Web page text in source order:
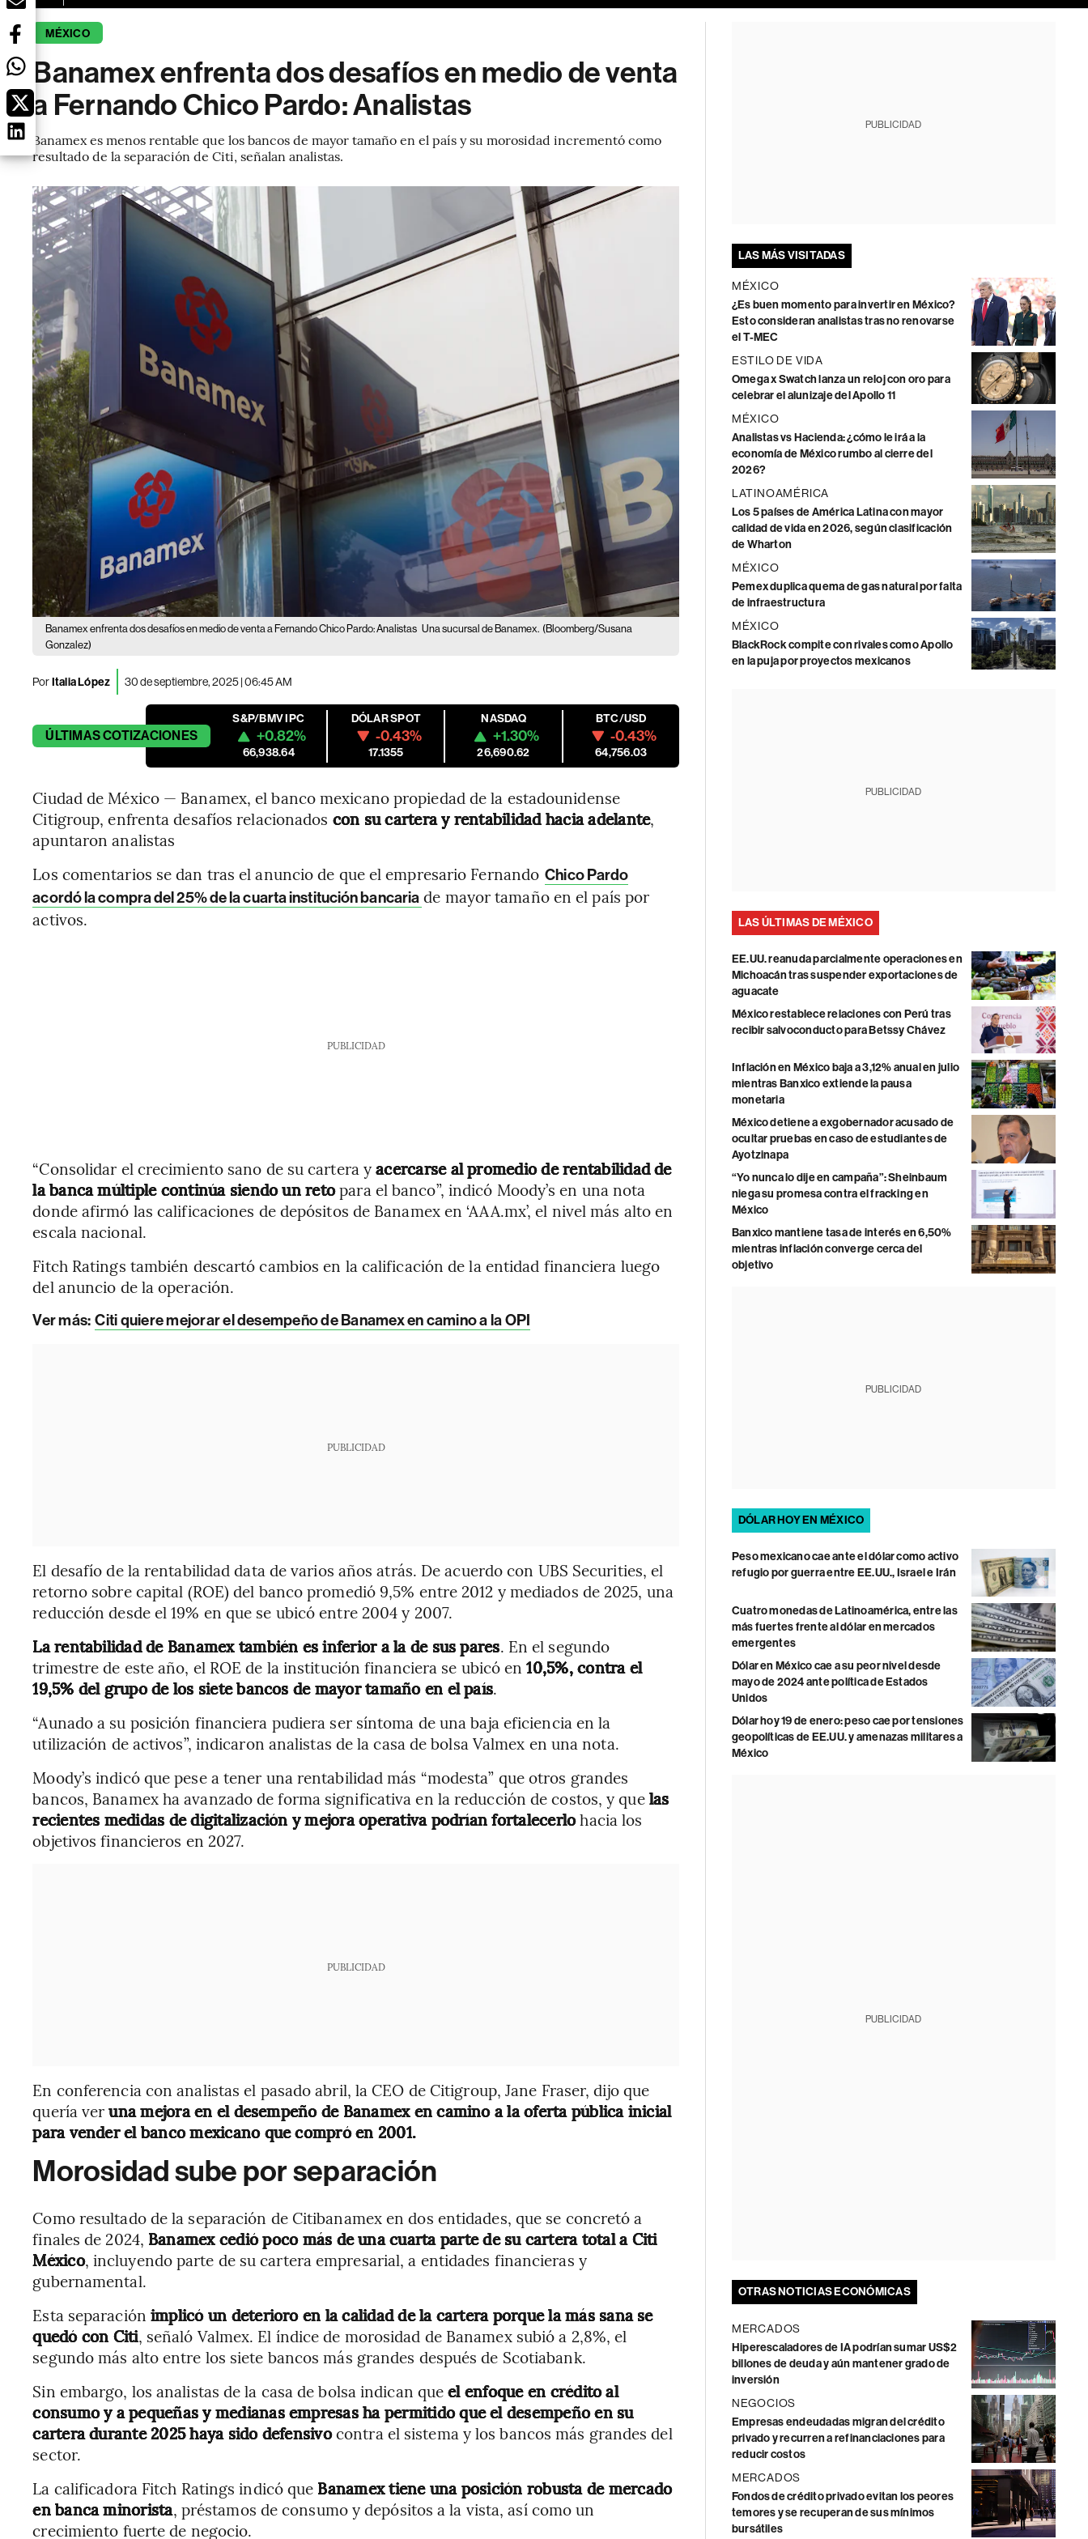
MÉXICO
Banamex enfrenta dos desafíos en medio de venta
a Fernando Chico Pardo: Analistas
Banamex es menos rentable que los bancos de mayor tamaño en el país y su morosidad incrementó como
resultado de la separación de Citi, señalan analistas.
Banamex enfrenta dos desafíos en medio de venta a Fernando Chico Pardo: Analistas Una sucursal de Banamex. (Bloomberg/Susana
Gonzalez)
PorItalia López 30 de septiembre, 2025 | 06:45 AM
ÚLTIMASCOTIZACIONES
S&P/BMV IPC
+0.82%
66,938.64
DÓLAR SPOT
-0.43%
17.1355
NASDAQ
+1.30%
26,690.62
BTC/USD
-0.43%
64,756.03
Ciudad de México — Banamex, el banco mexicano propiedad de la estadounidense
Citigroup, enfrenta desafíos relacionados con su cartera y rentabilidad hacia adelante,
apuntaron analistas
Los comentarios se dan tras el anuncio de que el empresario Fernando Chico Pardo
acordó la compra del 25% de la cuarta institución bancaria de mayor tamaño en el país por
activos.
PUBLICIDAD
“Consolidar el crecimiento sano de su cartera yacercarse al promedio de rentabilidad de
la banca múltiple continúa siendo un retopara el banco”, indicó Moody’s en una nota
donde afirmó las calificaciones de depósitos de Banamex en ‘AAA.mx’, el nivel más alto en
escala nacional.
Fitch Ratings también descartó cambios en la calificación de la entidad financiera luego
del anuncio de la operación.
Ver más: Citi quiere mejorar el desempeño de Banamex en camino a la OPI
PUBLICIDAD
El desafío de la rentabilidad data de varios años atrás. De acuerdo con UBS Securities, el
retorno sobre capital (ROE) del banco promedió 9,5% entre 2012 y mediados de 2025, una
reducción desde el 19% en que se ubicó entre 2004 y 2007.
La rentabilidad de Banamex también es inferior a la de sus pares. En el segundo
trimestre de este año, el ROE de la institución financiera se ubicó en10,5%, contra el
19,5% del grupo de los siete bancos de mayor tamaño en el país.
“Aunado a su posición financiera pudiera ser síntoma de una baja eficiencia en la
utilización de activos”, indicaron analistas de la casa de bolsa Valmex en una nota.
Moody’s indicó que pese a tener una rentabilidad más “modesta” que otros grandes
bancos, Banamex ha avanzado de forma significativa en la reducción de costos, y quelas
recientes medidas de digitalización y mejora operativa podrían fortalecerlohacia los
objetivos financieros en 2027.
PUBLICIDAD
En conferencia con analistas el pasado abril, la CEO de Citigroup, Jane Fraser, dijo que
quería veruna mejora en el desempeño de Banamex en camino a la oferta pública inicial
para vender el banco mexicano que compró en 2001.
Morosidad sube por separación
Como resultado de la separación de Citibanamex en dos entidades, que se concretó a
finales de 2024, Banamex cedió poco más de una cuarta parte de su cartera total a Citi
México, incluyendo parte de su cartera empresarial, a entidades financieras y
gubernamental.
Esta separación implicó un deterioro en la calidad de la cartera porque la más sana se
quedó con Citi, señaló Valmex. El índice de morosidad de Banamex subió a 2,8%, el
segundo más alto entre los siete bancos más grandes después de Scotiabank.
Sin embargo, los analistas de la casa de bolsa indican queel enfoque en crédito al
consumo y a pequeñas y medianas empresas ha permitido que el desempeño en su
cartera durante 2025 haya sido defensivocontra el sistema y los bancos más grandes del
sector.
La calificadora Fitch Ratings indicó que Banamex tiene una posición robusta de mercado
en banca minorista, préstamos de consumo y depósitos a la vista, así como un
crecimiento fuerte de negocio.
PUBLICIDAD
LAS MÁS VISITADAS
MÉXICO
¿Es buen momento para invertir en México?
Esto consideran analistas tras no renovarse
el T-MEC
ESTILO DE VIDA
Omega x Swatch lanza un reloj con oro para
celebrar el alunizaje del Apollo 11
MÉXICO
Analistas vs Hacienda: ¿cómo le irá a la
economía de México rumbo al cierre del
2026?
LATINOAMÉRICA
Los 5 países de América Latina con mayor
calidad de vida en 2026, según clasificación
de Wharton
MÉXICO
Pemex duplica quema de gas natural por falta
de infraestructura
MÉXICO
BlackRock compite con rivales como Apollo
en la puja por proyectos mexicanos
PUBLICIDAD
LAS ÚLTIMAS DE MÉXICO
EE.UU. reanuda parcialmente operaciones en
Michoacán tras suspender exportaciones de
aguacate
México restablece relaciones con Perú tras
recibir salvoconducto para Betssy Chávez
Inflación en México baja a 3,12% anual en julio
mientras Banxico extiende la pausa
monetaria
México detiene a exgobernador acusado de
ocultar pruebas en caso de estudiantes de
Ayotzinapa
“Yo nunca lo dije en campaña”: Sheinbaum
niega su promesa contra el fracking en
México
Banxico mantiene tasa de interés en 6,50%
mientras inflación converge cerca del
objetivo
PUBLICIDAD
DÓLAR HOY EN MÉXICO
Peso mexicano cae ante el dólar como activo
refugio por guerra entre EE.UU., Israel e Irán
Cuatro monedas de Latinoamérica, entre las
más fuertes frente al dólar en mercados
emergentes
Dólar en México cae a su peor nivel desde
mayo de 2024 ante política de Estados
Unidos
Dólar hoy 19 de enero: peso cae por tensiones
geopolíticas de EE.UU. y amenazas militares a
México
PUBLICIDAD
OTRAS NOTICIAS ECONÓMICAS
MERCADOS
Hiperescaladores de IA podrían sumar US$2
billones de deuda y aún mantener grado de
inversión
NEGOCIOS
Empresas endeudadas migran del crédito
privado y recurren a refinanciaciones para
reducir costos
MERCADOS
Fondos de crédito privado evitan los peores
temores y se recuperan de sus mínimos
bursátiles